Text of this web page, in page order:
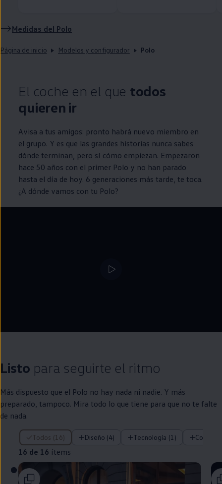
Medidas del Polo
Página de inicio Modelos y configurador Polo
El coche en el que todos
quieren ir
Avisa a tus amigos: pronto habrá nuevo miembro en
el grupo. Y es que las grandes historias nunca sabes
dónde terminan, pero sí cómo empiezan. Empezaron
hace 50 años con el primer Polo y no han parado
hasta el día de hoy. 6 generaciones más tarde, te toca.
¿A dónde vamos con tu Polo?
Listo para seguirte el ritmo
Más dispuesto que el Polo no hay nada ni nadie. Y más
preparado, tampoco. Mira todo lo que tiene para que no te falte
de nada.
Todos (16) Diseño (4) Tecnología (1) Confort
16 de 16 ítems
16 de 16 ítems